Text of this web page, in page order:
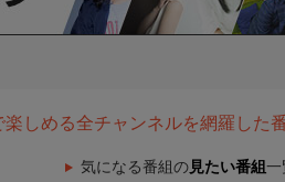
しめる全チャンネルを網羅した
気になる番組の 見たい番組 一